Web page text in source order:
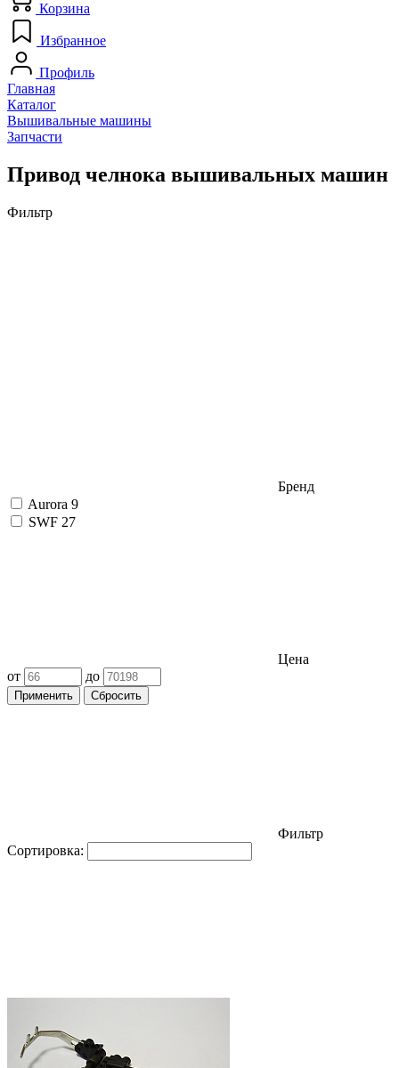
Корзина
Избранное
Профиль
Главная
Каталог
Вышивальные машины
Запчасти
Привод челнока вышивальных машин
Фильтр
Бренд
Aurora 9
SWF 27
Цена
от
до
Применить Сбросить
Фильтр
Сортировка: